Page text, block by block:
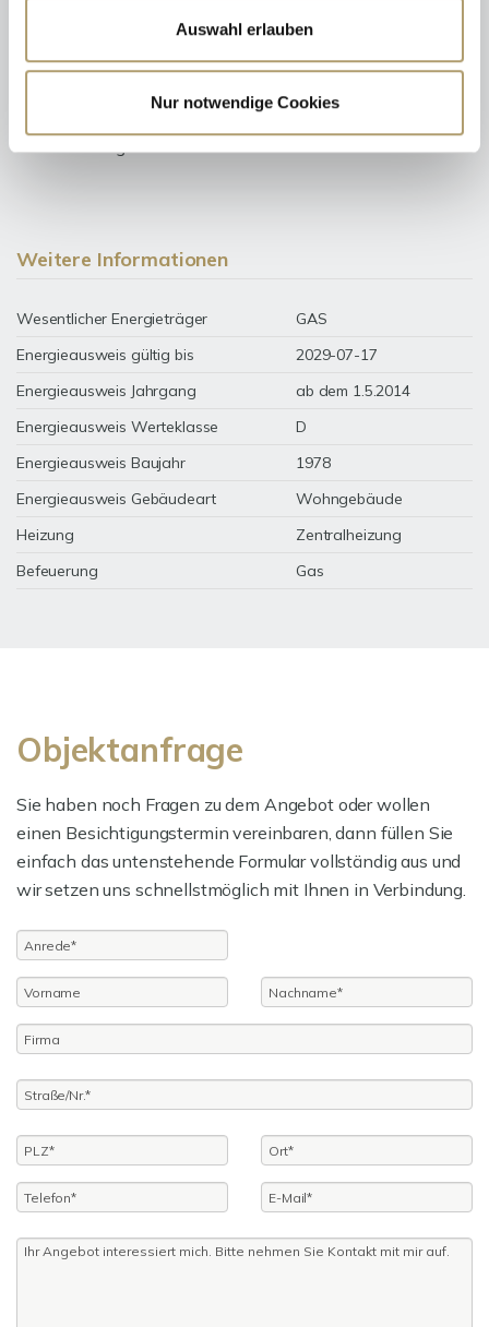
Auswahl erlauben
Nur notwendige Cookies
Weitere Informationen
Wesentlicher Energieträger
GAS
Energieausweis gültig bis
2029-07-17
Energieausweis Jahrgang
ab dem 1.5.2014
Energieausweis Werteklasse
D
Energieausweis Baujahr
1978
Energieausweis Gebäudeart
Wohngebäude
Heizung
Zentralheizung
Befeuerung
Gas
Objektanfrage
Sie haben noch Fragen zu dem Angebot oder wollen
einen Besichtigungstermin vereinbaren, dann füllen Sie
einfach das untenstehende Formular vollständig aus und
wir setzen uns schnellstmöglich mit Ihnen in Verbindung.